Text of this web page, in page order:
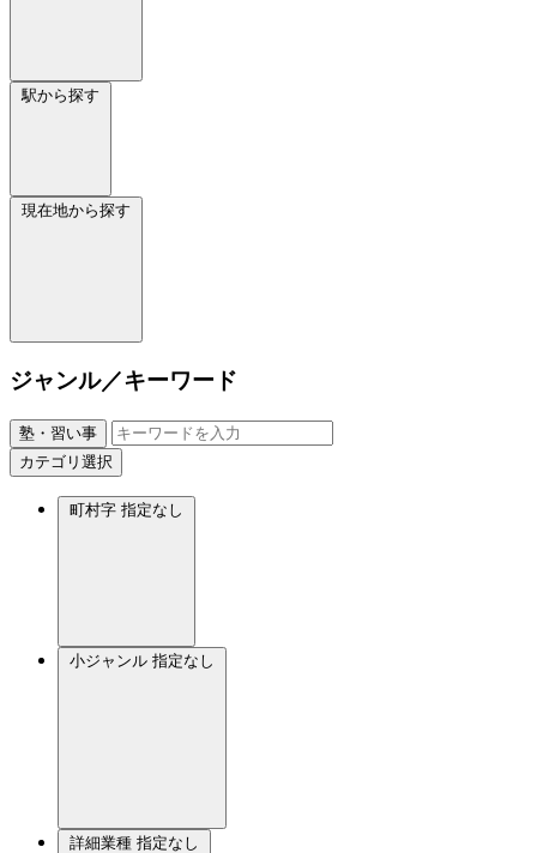
駅から探す
現在地から探す
ジャンル／キーワード
塾・習い事
カテゴリ選択
町村字 指定なし
小ジャンル 指定なし
詳細業種 指定なし